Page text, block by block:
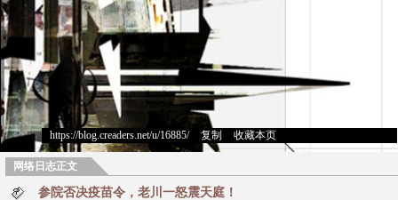
https://blog.creaders.net/u/16885/> 复制 收藏本页
网络日志正文
参院否决疫苗令，老川一怒震天庭！